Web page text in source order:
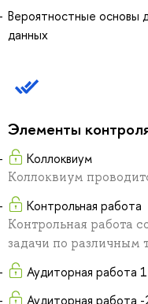
Вероятностные основы
данных
Элементы
Коллоквиум
Коллоквиум
Контрольная работа
Контрольная работа
задачи по различным
Аудиторная работа 1
Аудиторная работа -